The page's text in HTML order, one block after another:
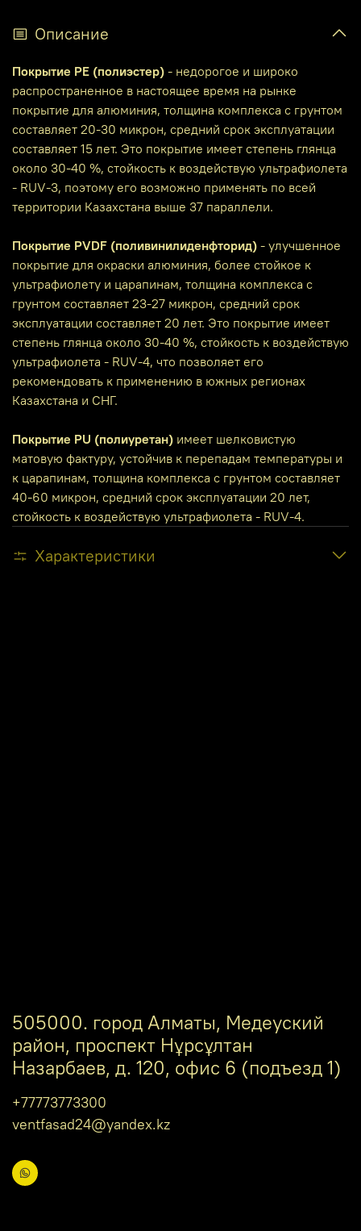
Описание
Покрытие PE (полиэстер) - недорогое и широко
распространенное в настоящее время на рынке
покрытие для алюминия, толщина комплекса с грунтом
составляет 20-30 микрон, средний срок эксплуатации
составляет 15 лет. Это покрытие имеет степень глянца
около 30-40 %, стойкость к воздействую ультрафиолета
- RUV-3, поэтому его возможно применять по всей
территории Казахстана выше 37 параллели.
Покрытие PVDF (поливинилиденфторид) - улучшенное
покрытие для окраски алюминия, более стойкое к
ультрафиолету и царапинам, толщина комплекса с
грунтом составляет 23-27 микрон, средний срок
эксплуатации составляет 20 лет. Это покрытие имеет
степень глянца около 30-40 %, стойкость к воздействую
ультрафиолета - RUV-4, что позволяет его
рекомендовать к применению в южных регионах
Казахстана и СНГ.
Покрытие PU (полиуретан) имеет шелковистую
матовую фактуру, устойчив к перепадам температуры и
к царапинам, толщина комплекса с грунтом составляет
40-60 микрон, средний срок эксплуатации 20 лет,
стойкость к воздействую ультрафиолета - RUV-4.
Характеристики
505000. город Алматы, Медеуский
район, проспект Нұрсұлтан
Назарбаев, д. 120, офис 6 (подъезд 1)
+77773773300
ventfasad24@yandex.kz